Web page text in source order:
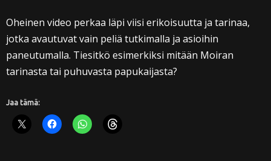
Oheinen video perkaa läpi viisi erikoisuutta ja tarinaa,
jotka avautuvat vain peliä tutkimalla ja asioihin
paneutumalla. Tiesitkö esimerkiksi mitään Moiran
tarinasta tai puhuvasta papukaijasta?
Jaa tämä: